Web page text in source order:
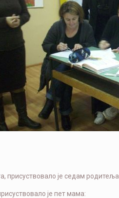
присуствовало је седам родитеља.
је пет мама: